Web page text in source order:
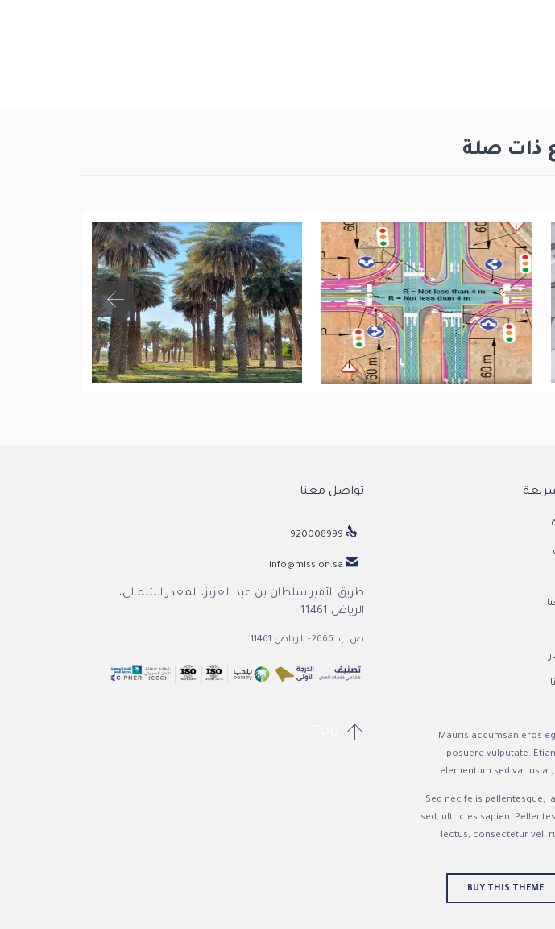
ذات صلة
تواصل معنا


طريق الأمير سلطان بن عبد العزيز، المعذر الشمالي،
الرياض 11461
ص.ب. 2666- الرياض 11461

Mauris accumsan eros
posuere vulputate.
elementum sed varius at,
Sed nec felis pellentesque,
sed, ultricies sapien.
lectus, consectetur vel,
BUY THIS THEME